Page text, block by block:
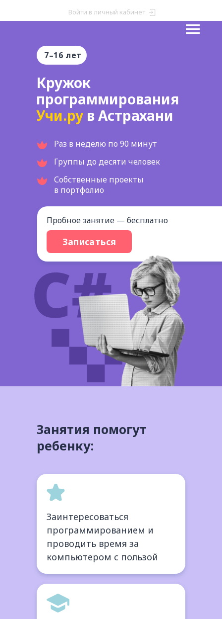
Войти в личный кабинет
Кружок
программирования
Учи.ру в Астрахани
7–16 лет
Раз в неделю по 90 минут
Группы до десяти человек
Собственные проекты
в портфолио
Пробное занятие — бесплатно
Записаться
Заинтересоваться
программированием и
проводить время за
компьютером с пользой
Занятия помогут
ребенку: